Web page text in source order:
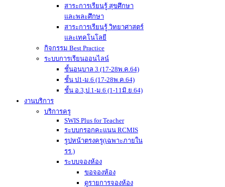
สาระการเรียนรู้ สุขศึกษา
และพละศึกษา
สาระการเรียนรู้ วิทยาศาสตร์
และเทคโนโลยี
กิจกรรม Best Practice
ระบบการเรียนออนไลน์
ชั้นอนุบาล 3 (17-28พ.ค.64)
ชั้น ป1-ม.6 (17-28พ.ค.64)
ชั้น อ.3,ป.1-ม.6 (1-11มิ.ย.64)
งานบริการ
บริการครู
SWIS Plus for Teacher
ระบบกรอกคะแนน RCMIS
รูปหน้าตรงครู(เฉพาะภายใน
รร.)
ระบบจองห้อง
ขอจองห้อง
ดูรายการจองห้อง